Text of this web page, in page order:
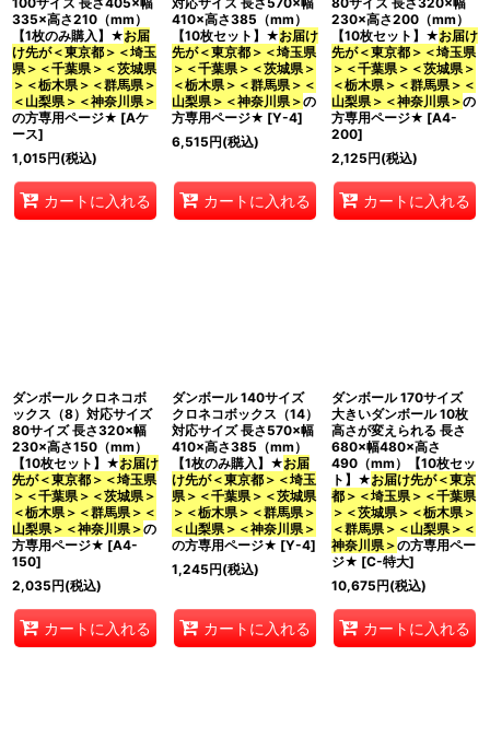
335×高さ210（mm）
【1枚のみ購入】★お届
け先が＜東京都＞＜埼玉
県＞＜千葉県＞＜茨城県
＞＜栃木県＞＜群馬県＞
＜山梨県＞＜神奈川県＞
の方専用ページ★ [Aケ
ース]
1,015円(税込)
カートに入れる
410×高さ385（mm）
【10枚セット】★お届け
先が＜東京都＞＜埼玉県
＞＜千葉県＞＜茨城県＞
＜栃木県＞＜群馬県＞＜
山梨県＞＜神奈川県＞の
方専用ページ★ [Y-4]
6,515円(税込)
カートに入れる
230×高さ200（mm）
【10枚セット】★お届け
先が＜東京都＞＜埼玉県
＞＜千葉県＞＜茨城県＞
＜栃木県＞＜群馬県＞＜
山梨県＞＜神奈川県＞の
方専用ページ★ [A4-
200]
2,125円(税込)
カートに入れる
ダンボール クロネコボ
ックス（8）対応サイズ
80サイズ 長さ320×幅
230×高さ150（mm）
【10枚セット】★お届け
先が＜東京都＞＜埼玉県
＞＜千葉県＞＜茨城県＞
＜栃木県＞＜群馬県＞＜
山梨県＞＜神奈川県＞の
方専用ページ★ [A4-
150]
2,035円(税込)
カートに入れる
ダンボール 140サイズ
クロネコボックス（14）
対応サイズ 長さ570×幅
410×高さ385（mm）
【1枚のみ購入】★お届
け先が＜東京都＞＜埼玉
県＞＜千葉県＞＜茨城県
＞＜栃木県＞＜群馬県＞
＜山梨県＞＜神奈川県＞
の方専用ページ★ [Y-4]
1,245円(税込)
カートに入れる
ダンボール 170サイズ
大きいダンボール 10枚
高さが変えられる 長さ
680×幅480×高さ
490（mm）【10枚セッ
ト】★お届け先が＜東京
都＞＜埼玉県＞＜千葉県
＞＜茨城県＞＜栃木県＞
＜群馬県＞＜山梨県＞＜
神奈川県＞の方専用ペー
ジ★ [C-特大]
10,675円(税込)
カートに入れる